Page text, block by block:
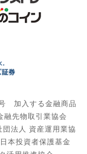
加入する金融商品
融先物取引業協会
法人 資産運用業協
本投資者保護基金